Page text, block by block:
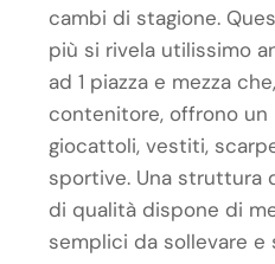
cambi di stagione.
più si rivela utilissimo
ad 1 piazza e mezza
contenitore, offrono un
giocattoli, vestiti,
sportive. Una struttura
di qualità dispone di
semplici da sollevare